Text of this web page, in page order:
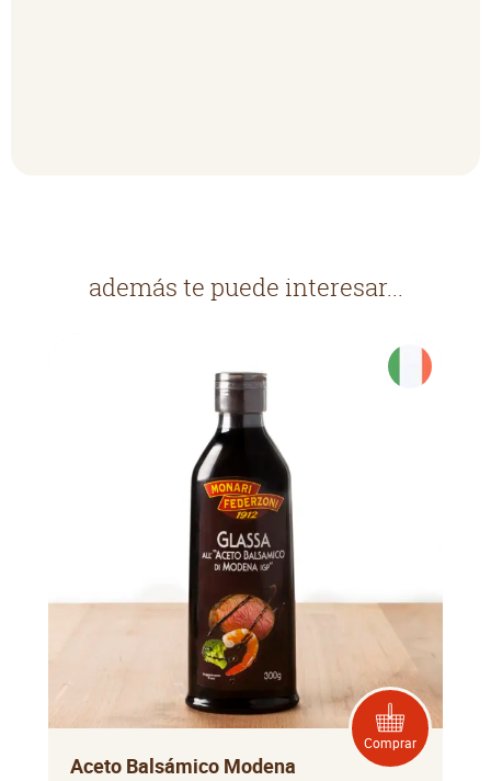
además te puede interesar...
Comprar
Aceto Balsámico Modena